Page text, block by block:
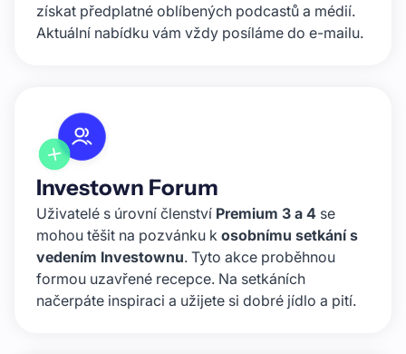
získat předplatné oblíbených podcastů a médií.
Aktuální nabídku vám vždy posíláme do e-mailu.
Investown Forum
Uživatelé s úrovní členství Premium 3 a 4 se
mohou těšit na pozvánku k osobnímu setkání s
vedením Investownu. Tyto akce proběhnou
formou uzavřené recepce. Na setkáních
načerpáte inspiraci a užijete si dobré jídlo a pití.